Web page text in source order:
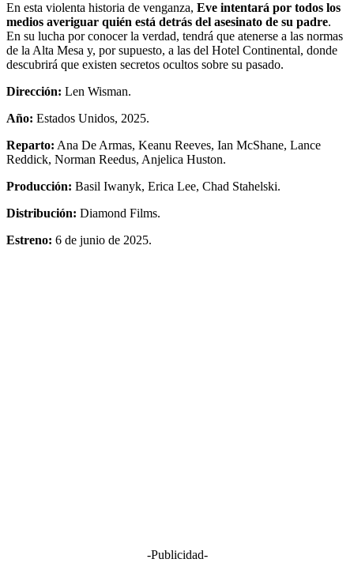
En esta violenta historia de venganza, Eve intentará por todos los
medios averiguar quién está detrás del asesinato de su padre.
En su lucha por conocer la verdad, tendrá que atenerse a las normas
de la Alta Mesa y, por supuesto, a las del Hotel Continental, donde
descubrirá que existen secretos ocultos sobre su pasado.
Dirección: Len Wisman.
Año: Estados Unidos, 2025.
Reparto: Ana De Armas, Keanu Reeves, Ian McShane, Lance
Reddick, Norman Reedus, Anjelica Huston.
Producción: Basil Iwanyk, Erica Lee, Chad Stahelski.
Distribución: Diamond Films.
Estreno: 6 de junio de 2025.
-Publicidad-